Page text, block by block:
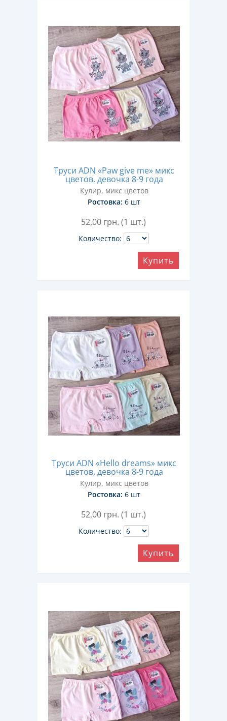
Труси ADN «Paw give me» микс
цветов, девочка 8-9 года
Кулир, микс цветов
Ростовка: 6 шт
52,00 грн. (1 шт.)
Количество:
Купить
Труси ADN «Hello dreams» микс
цветов, девочка 8-9 года
Кулир, микс цветов
Ростовка: 6 шт
52,00 грн. (1 шт.)
Количество:
Купить